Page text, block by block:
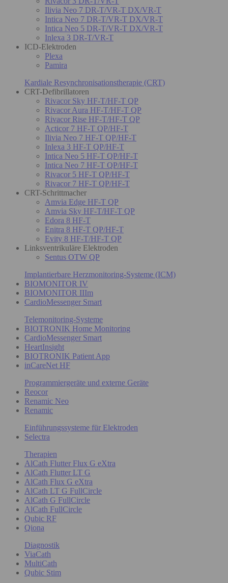
Ilivia Neo 7 DR-T/VR-T DX/VR-T
Intica Neo 7 DR-T/VR-T DX/VR-T
Intica Neo 5 DR-T/VR-T DX/VR-T
Inlexa 3 DR-T/VR-T
ICD-Elektroden
Plexa
Pamira
Kardiale Resynchronisationstherapie (CRT)
CRT-Defibrillatoren
Rivacor Sky HF-T/HF-T QP
Rivacor Aura HF-T/HF-T QP
Rivacor Rise HF-T/HF-T QP
Acticor 7 HF-T QP/HF-T
Ilivia Neo 7 HF-T QP/HF-T
Inlexa 3 HF-T QP/HF-T
Intica Neo 5 HF-T QP/HF-T
Intica Neo 7 HF-T QP/HF-T
Rivacor 5 HF-T QP/HF-T
Rivacor 7 HF-T QP/HF-T
CRT-Schrittmacher
Amvia Edge HF-T QP
Amvia Sky HF-T/HF-T QP
Edora 8 HF-T
Enitra 8 HF-T QP/HF-T
Evity 8 HF-T/HF-T QP
Linksventrikuläre Elektroden
Sentus OTW QP
Implantierbare Herzmonitoring-Systeme (ICM)
BIOMONITOR IV
BIOMONITOR IIIm
CardioMessenger Smart
Telemonitoring-Systeme
BIOTRONIK Home Monitoring
CardioMessenger Smart
HeartInsight
BIOTRONIK Patient App
inCareNet HF
Programmiergeräte und externe Geräte
Reocor
Renamic Neo
Renamic
Einführungssysteme für Elektroden
Selectra
Therapien
AlCath Flutter Flux G eXtra
AlCath Flutter LT G
AlCath Flux G eXtra
AlCath LT G FullCircle
AlCath G FullCircle
AlCath FullCircle
Qubic RF
Qiona
Diagnostik
ViaCath
MultiCath
Qubic Stim